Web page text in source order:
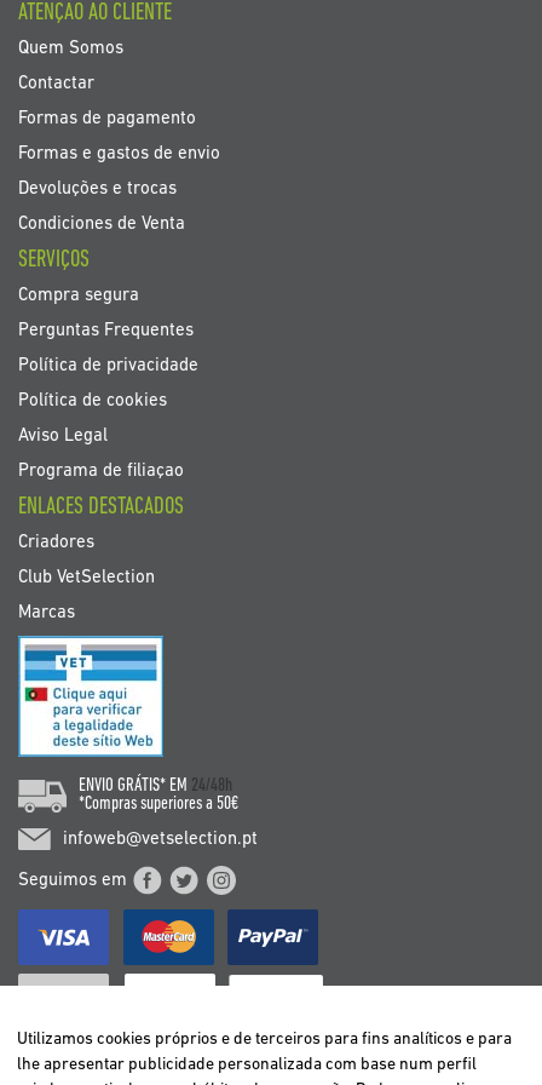
de
noticias
ATENÇÃO AO CLIENTE
Quem Somos
Contactar
Formas de pagamento
Formas e gastos de envio
Devoluções e trocas
Condiciones de Venta
SERVIÇOS
Compra segura
Perguntas Frequentes
Política de privacidade
Política de cookies
Aviso Legal
Programa de filiaçao
ENLACES DESTACADOS
Criadores
Club VetSelection
Marcas
ENVIO GRÁTIS* EM 24/48h
*Compras superiores a 50€
infoweb@vetselection.pt
Seguimos em
Utilizamos cookies próprios e de terceiros para fins analíticos e para
lhe apresentar publicidade personalizada com base num perfil